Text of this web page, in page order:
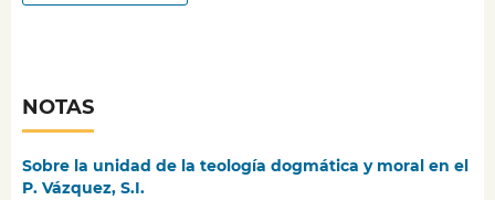
NOTAS
Sobre la unidad de la teología dogmática y moral en el
P. Vázquez, S.I.